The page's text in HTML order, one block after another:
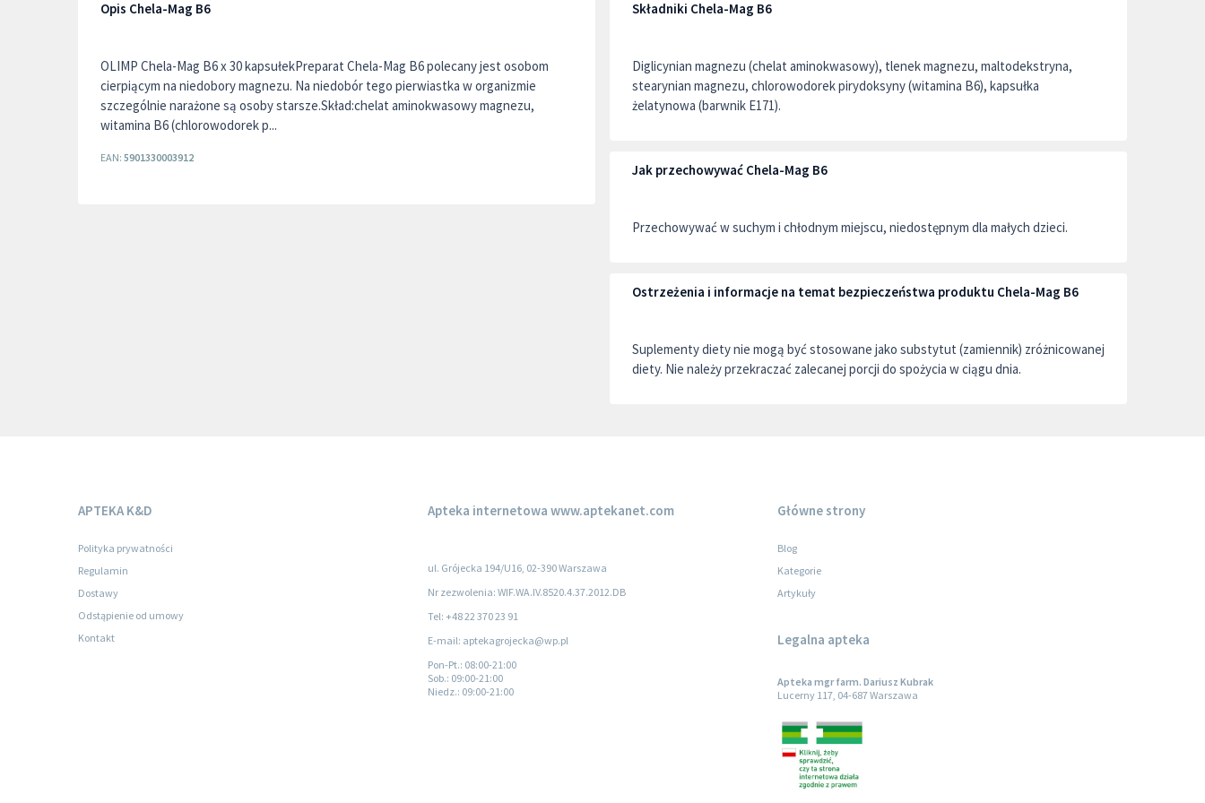
Opis Chela-Mag B6
OLIMP Chela-Mag B6 x 30 kapsułekPreparat Chela-Mag B6 polecany jest osobom
cierpiącym na niedobory magnezu. Na niedobór tego pierwiastka w organizmie
szczególnie narażone są osoby starsze.Skład:chelat aminokwasowy magnezu,
witamina B6 (chlorowodorek p...
EAN: 5901330003912
Składniki Chela-Mag B6
Diglicynian magnezu (chelat aminokwasowy), tlenek magnezu, maltodekstryna,
stearynian magnezu, chlorowodorek pirydoksyny (witamina B6), kapsułka
żelatynowa (barwnik E171).
Jak przechowywać Chela-Mag B6
Przechowywać w suchym i chłodnym miejscu, niedostępnym dla małych dzieci.
Ostrzeżenia i informacje na temat bezpieczeństwa produktu Chela-Mag B6
Suplementy diety nie mogą być stosowane jako substytut (zamiennik) zróżnicowanej
diety. Nie należy przekraczać zalecanej porcji do spożycia w ciągu dnia.
APTEKA K&D
Polityka prywatności
Regulamin
Dostawy
Odstąpienie od umowy
Kontakt
Apteka internetowa www.aptekanet.com
ul. Grójecka 194/U16, 02-390 Warszawa
Nr zezwolenia: WIF.WA.IV.8520.4.37.2012.DB
Tel: +48 22 370 23 91
E-mail: aptekagrojecka@wp.pl
Pon-Pt.: 08:00-21:00
Sob.: 09:00-21:00
Niedz.: 09:00-21:00
Główne strony
Blog
Kategorie
Artykuły
Legalna apteka
Apteka mgr farm. Dariusz Kubrak
Lucerny 117, 04-687 Warszawa